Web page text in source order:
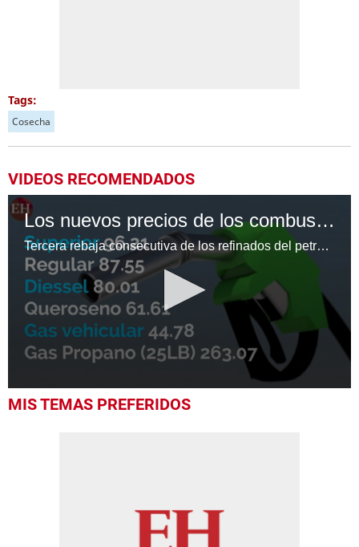
Tags:
Cosecha
VIDEOS RECOMENDADOS
Los nuevos precios de los combustibles en Honduras
Tercera rebaja consecutiva de los refinados del petroleo en Honduras.
seconds
MIS TEMAS PREFERIDOS